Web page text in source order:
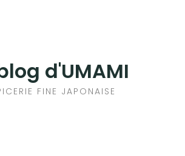
d'UMAMI
FINE JAPONAISE